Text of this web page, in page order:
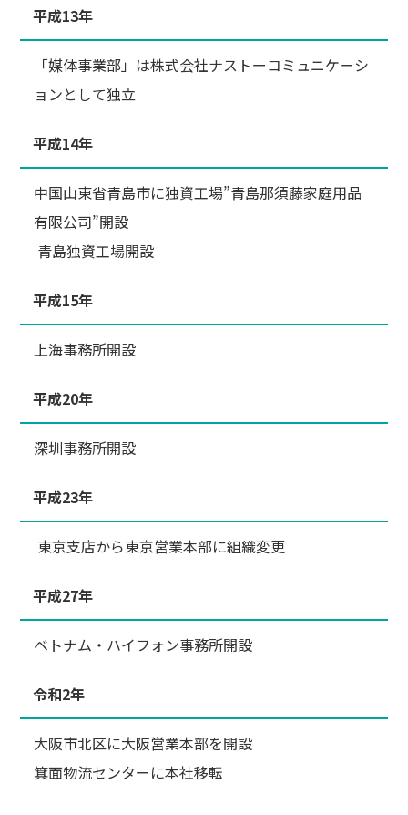
平成13年
「媒体事業部」は株式会社ナストーコミュニケーシ
ョンとして独立
平成14年
中国山東省青島市に独資工場”青島那須藤家庭用品
有限公司”開設
青島独資工場開設
平成15年
上海事務所開設
平成20年
深圳事務所開設
平成23年
東京支店から東京営業本部に組織変更
平成27年
ベトナム・ハイフォン事務所開設
令和2年
大阪市北区に大阪営業本部を開設
箕面物流センターに本社移転